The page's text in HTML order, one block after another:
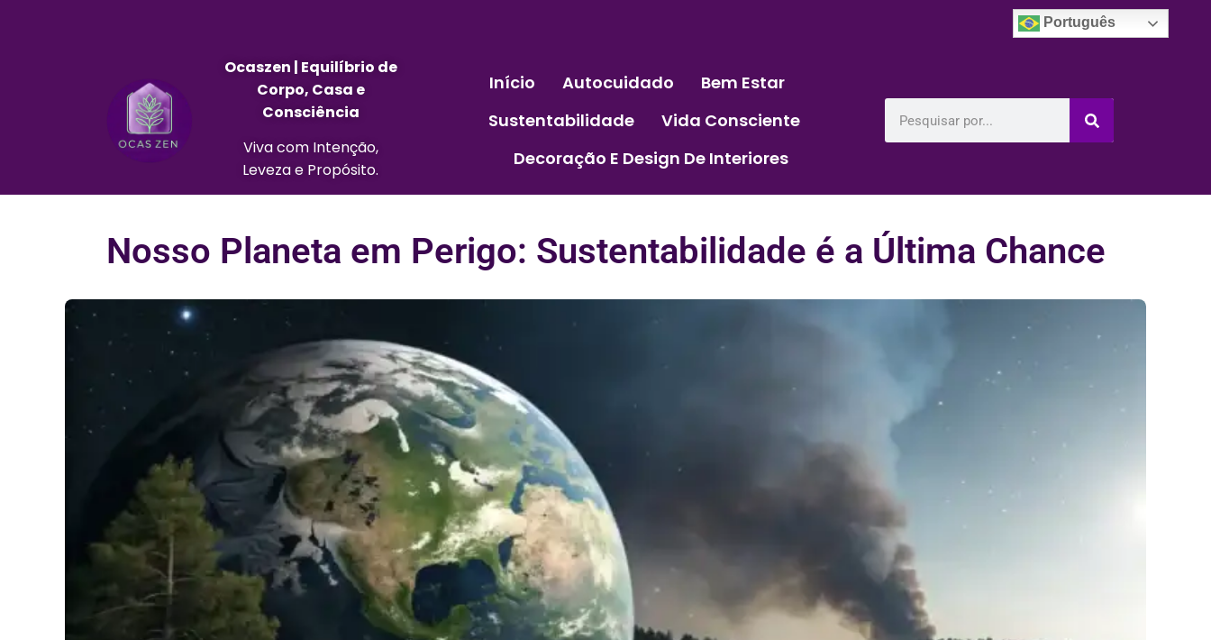
Português
Ocaszen | Equilíbrio de
Corpo, Casa e
Consciência
Viva com Intenção,
Leveza e Propósito.
Início Autocuidado
Bem Estar
Sustentabilidade
Vida Consciente
Decoração E Design De Interiores
Nosso Planeta em Perigo: Sustentabilidade é a Última Chance